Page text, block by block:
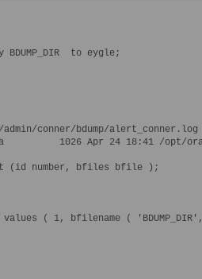
to eygle;
conner/bdump/alert_conner.log
1026 Apr 24 18:41 /opt/
(id number, bfiles bfile );
values ( 1, bfilename (